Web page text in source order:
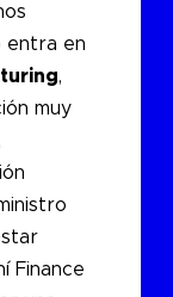
entra en
,
muy
Finance